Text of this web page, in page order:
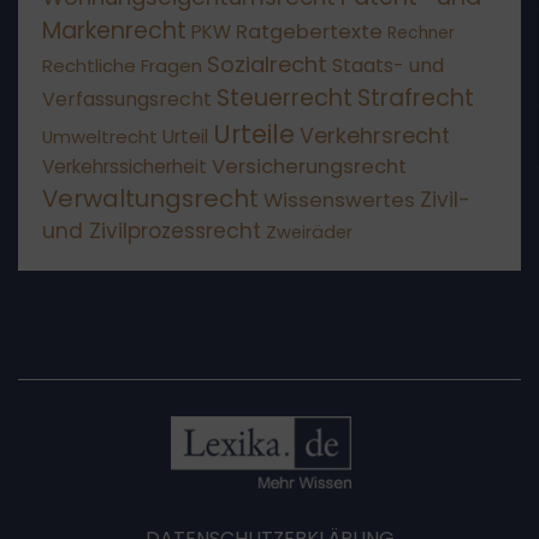
Markenrecht PKW Ratgebertexte Rechner
Rechtliche Fragen Sozialrecht Staats- und
Verfassungsrecht Steuerrecht Strafrecht
Umweltrecht Urteil Urteile Verkehrsrecht
Verkehrssicherheit Versicherungsrecht
Verwaltungsrecht Wissenswertes Zivil-
und Zivilprozessrecht Zweiräder